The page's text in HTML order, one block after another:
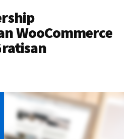
WooCommerce